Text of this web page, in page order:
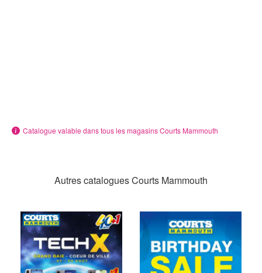
Catalogue valable dans tous les magasins Courts Mammouth
Autres catalogues Courts Mammouth